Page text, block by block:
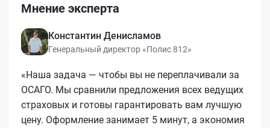
Мнение эксперта
Константин Денисламов
Генеральный директор «Полис 812»
«Наша задача — чтобы вы не переплачивали за
ОСАГО. Мы сравнили предложения всех ведущих
страховых и готовы гарантировать вам лучшую
цену. Оформление занимает 5 минут, а экономия